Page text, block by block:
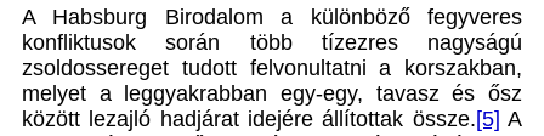
A Habsburg Birodalom a különböző fegyveres
konfliktusok során több tízezres nagyságú
zsoldossereget tudott felvonultatni a korszakban,
melyet a leggyakrabban egy-egy, tavasz és ősz
között lezajló hadjárat idejére állítottak össze.[5] A